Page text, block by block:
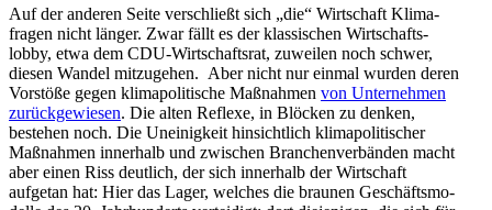
Auf der anderen Seite verschließt sich „die“ Wirtschaft Klima­
fragen nicht länger. Zwar fällt es der klassi­schen Wirtschafts­
lobby, etwa dem CDU-Wirtschaftsrat, zuweilen noch schwer,
diesen Wandel mitzu­gehen. Aber nicht nur einmal wurden deren
Vorstöße gegen klima­po­li­tische Maßnahmen von Unter­nehmen
zurück­ge­wiesen. Die alten Reflexe, in Blöcken zu denken,
bestehen noch. Die Uneinigkeit hinsichtlich klima­po­li­ti­scher
Maßnahmen innerhalb und zwischen Branchen­ver­bänden macht
aber einen Riss deutlich, der sich innerhalb der Wirtschaft
aufgetan hat: Hier das Lager, welches die braunen Geschäfts­mo­